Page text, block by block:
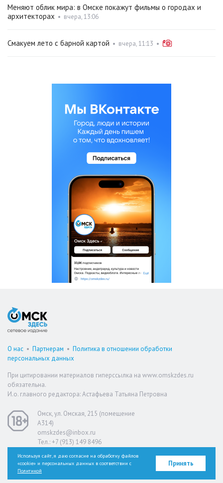
Меняют облик мира: в Омске покажут фильмы о городах и
архитекторах • вчера, 13:06
Смакуем лето с барной картой • вчера, 11:13 •
О нас • Партнерам • Политика в отношении обработки
персональных данных
При цитировании материалов гиперссылка на www.omskzdes.ru
обязательна.
И.о. главного редактора: Астафьева Татьяна Петровна
Омск, ул. Омская, 215 (помещение
А314)
omskzdes@inbox.ru
Тел.: +7 (913) 149 8496
Версия для слабовидящих
Используя сайт, я даю согласие на обработку файлов
«cookie» и персональных данных в соответствии с
Политикой
Принять